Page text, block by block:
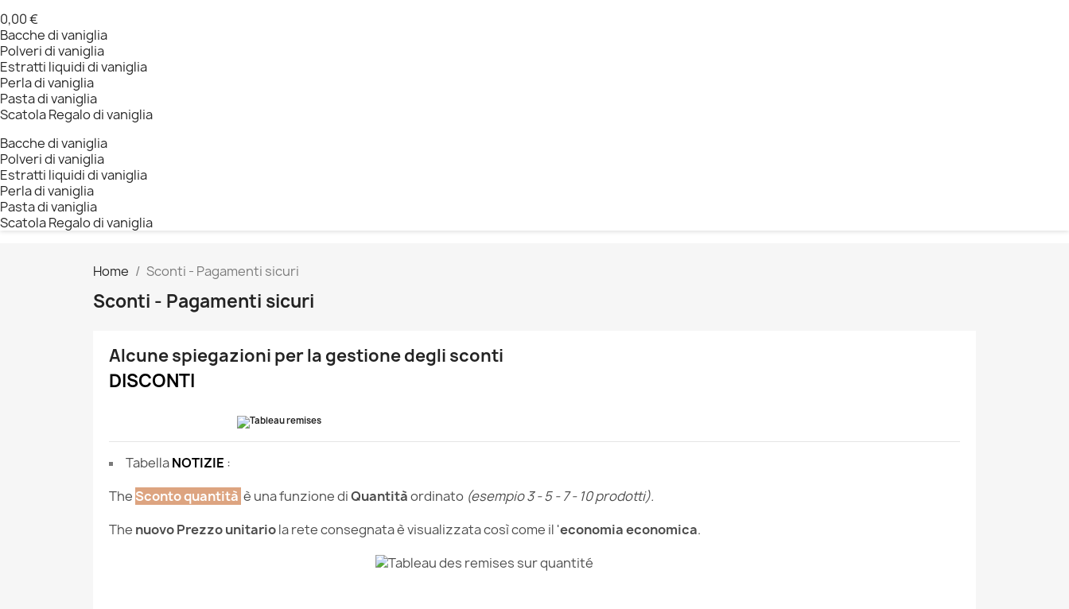
0,00 €
Bacche di vaniglia
Polveri di vaniglia
Estratti liquidi di vaniglia
Perla di vaniglia
Pasta di vaniglia
Scatola Regalo di vaniglia
Bacche di vaniglia
Polveri di vaniglia
Estratti liquidi di vaniglia
Perla di vaniglia
Pasta di vaniglia
Scatola Regalo di vaniglia
Home Sconti - Pagamenti sicuri
Sconti - Pagamenti sicuri
Alcune spiegazioni per la gestione degli sconti
DISCONTI
TabellaNOTIZIE :
TheSconto quantità è una funzione diQuantitàordinato (esempio 3 - 5 - 7 - 10 prodotti).
The nuovoPrezzo unitariola rete consegnata è visualizzata così come il 'economia economica.